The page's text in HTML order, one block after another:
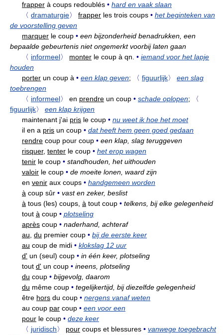
frapper à coups redoublés • hard en vaak slaan
〈 dramaturgie〉 frapper les trois coups • het beginteken van
de voorstelling geven
marquer le coup • een bijzonderheid benadrukken, een
bepaalde gebeurtenis niet ongemerkt voorbij laten gaan
〈 informeel〉 monter le coup à qn. • iemand voor het lapje
houden
porter un coup à • een klap geven; 〈 figuurlijk〉
een slag
toebrengen
〈 informeel〉 en prendre un coup • schade oplopen;
〈
figuurlijk〉
een klap krijgen
maintenant j'ai pris le coup • nu weet ik hoe het moet
il en a pris un coup • dat heeft hem geen goed gedaan
rendre coup pour coup • een klap, slag teruggeven
risquer, tenter le coup • het erop wagen
tenir le coup • standhouden, het uithouden
valoir le coup • de moeite lonen, waard zijn
en venir aux coups • handgemeen worden
à coup sûr • vast en zeker, beslist
à tous (les) coups, à tout coup • telkens, bij elke gelegenheid
tout à coup • plotseling
après coup • naderhand, achteraf
au, du premier coup • bij de eerste keer
au coup de midi • klokslag 12 uur
d' un (seul) coup • in één keer, plotseling
tout d' un coup • ineens, plotseling
du coup • bijgevolg, daarom
du même coup • tegelijkertijd, bij diezelfde gelegenheid
être hors du coup • nergens vanaf weten
au coup par coup • een voor een
pour le coup • deze keer
〈 juridisch〉 pour coups et blessures • vanwege toegebracht